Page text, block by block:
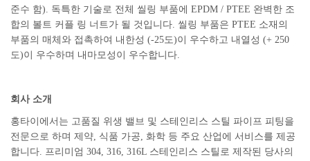
준수 함). 독특한 기술로 전체 씰링 부품에 EPDM / PTEE 완벽한 조
합의 볼트 커플 링 너트가 될 것입니다. 씰링 부품은 PTEE 소재의
부품의 매체와 접촉하여 내한성 (-25도)이 우수하고 내열성 (+ 250
도)이 우수하며 내마모성이 우수합니다.
회사 소개
홍타이에서는 고품질 위생 밸브 및 스테인리스 스틸 파이프 피팅을
전문으로 하며 제약, 식품 가공, 화학 등 주요 산업에 서비스를 제공
합니다. 프리미엄 304, 316, 316L 스테인리스 스틸로 제작된 당사의